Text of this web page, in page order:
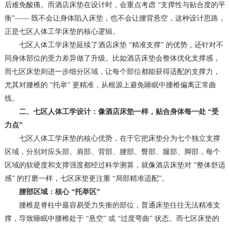
后难免酸痛。而酒店床垫在设计时，会重点考虑 “支撑性与贴合度的平
衡”—— 既不会让身体陷入床垫，也不会让腰背悬空，这种设计思路，
正是七区人体工学床垫的核心逻辑。
七区人体工学床垫延续了酒店床垫 “精准支撑” 的优势，还针对不
同身体部位的受力差异做了升级。比如酒店床垫会整体优化支撑感，
而七区床垫则进一步细分区域，让每个部位都能获得适配的支撑力，
尤其对腰椎的 “托举” 更精准，从根源上避免睡眠中腰椎偏离正常曲
线。
二、七区人体工学设计：像酒店床垫一样，贴合身体每一处 “受
力点”
七区人体工学床垫的核心优势，在于它把床垫分为七个独立支撑
区域，分别对应头部、肩部、背部、腰部、臀部、腿部、脚部，每个
区域的软硬度和支撑强度都经过科学测算，就像酒店床垫对 “整体舒适
感” 的打磨一样，七区床垫更注重 “局部精准适配”。
腰部区域：核心 “托举区”
腰椎是脊柱中最容易受力失衡的部位，普通床垫往往无法精准支
撑，导致睡眠中腰椎处于 “悬空” 或 “过度弯曲” 状态。而七区床垫的